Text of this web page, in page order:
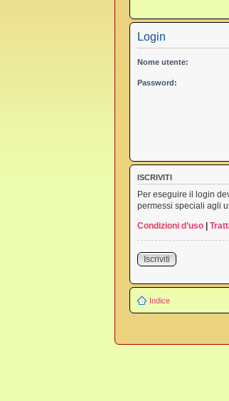
Login
Nome utente:
Password:
ISCRIVITI
Per eseguire il login
permessi speciali agli
Condizioni d’uso |
Iscriviti
Indice